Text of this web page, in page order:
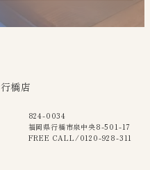
行橋店
824-0034
福岡県行橋市泉中央8-501-17
FREE CALL/0120-928-311